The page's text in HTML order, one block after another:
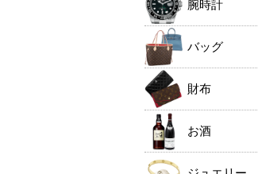
腕時計
バッグ
財布
お酒